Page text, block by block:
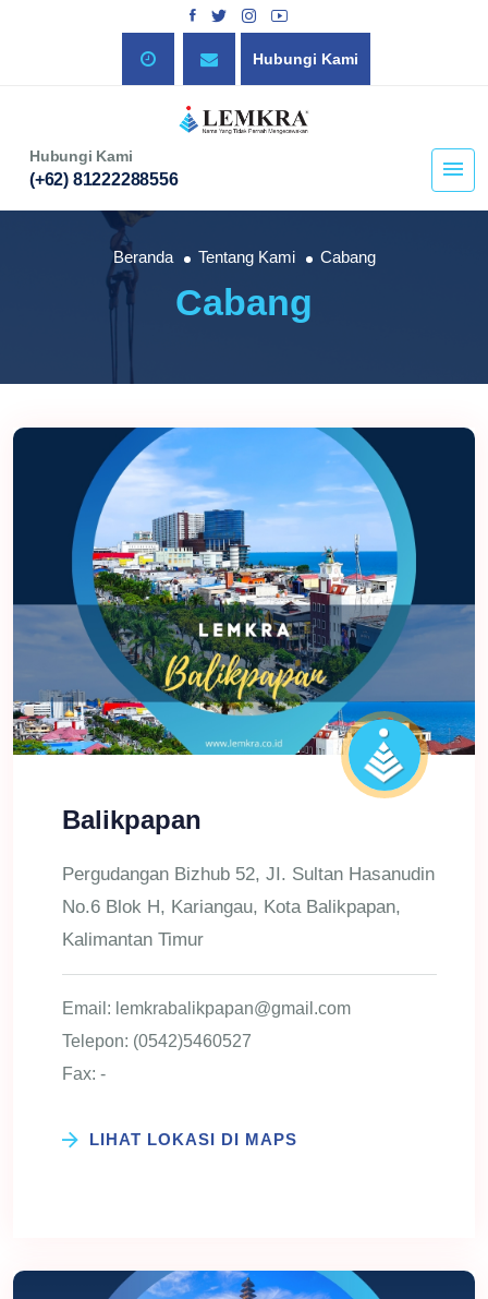
Hubungi Kami
Hubungi Kami
(+62) 81222288556
Beranda Tentang Kami Cabang
Cabang
Balikpapan
Pergudangan Bizhub 52, JI. Sultan Hasanudin
No.6 Blok H, Kariangau, Kota Balikpapan,
Kalimantan Timur
Email: lemkrabalikpapan@gmail.com
Telepon: (0542)5460527
Fax: -
LIHAT LOKASI DI MAPS